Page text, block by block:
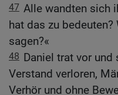
47 Alle wandten sich
hat das zu
sagen?«
48 Daniel trat vor und
Verstand verloren,
Verhör und ohne